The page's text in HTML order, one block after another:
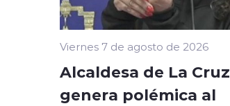
Viernes 7 de agosto de 2026
Alcaldesa de La Cruz
genera polémica al